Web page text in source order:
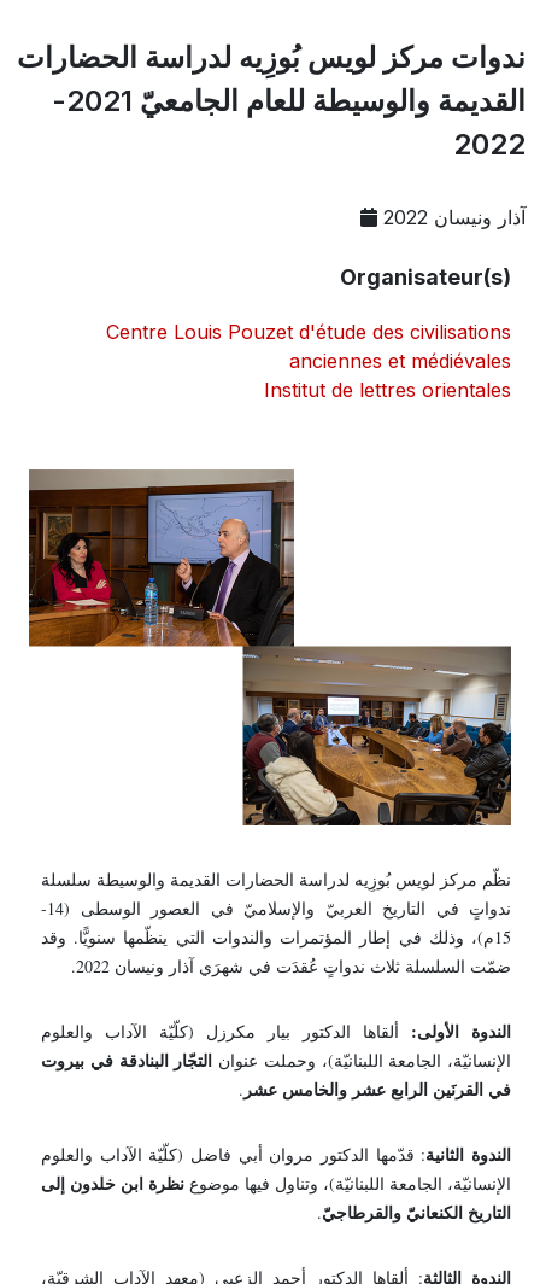
ندوات مركز لويس بُوزِيه لدراسة الحضارات
القديمة والوسيطة للعام الجامعيّ 2021-
2022
آذار ونيسان 2022
Organisateur(s)
Centre Louis Pouzet d'étude des civilisations
anciennes et médiévales
Institut de lettres orientales
نظّم مركز لويس بُوزِيه لدراسة الحضارات القديمة والوسيطة سلسلة
ندواتٍ في التاريخ العربيّ والإسلاميّ في العصور الوسطى (14-
15م)، وذلك في إطار المؤتمرات والندوات التي ينظّمها سنويًّا. وقد
ضمّت السلسلة ثلاث ندواتٍ عُقدَت في شهرَي آذار ونيسان 2022.
الندوة الأولى:
ألقاها الدكتور بيار مكرزل (كلّيّة الآداب والعلوم
الإنسانيّة، الجامعة اللبنانيّة)، وحملت عنوان التجّار البنادقة في بيروت
في القرنَين الرابع عشر والخامس عشر .
الندوة الثانية: قدّمها الدكتور مروان أبي فاضل (كلّيّة الآداب والعلوم
الإنسانيّة، الجامعة اللبنانيّة)، وتناول فيها موضوع نظرة ابن خلدون إلى
التاريخ الكنعانيّ والقرطاجيّ.
الندوة الثالثة: ألقاها الدكتور أحمد الزعبي (معهد الآداب الشرقيّة،